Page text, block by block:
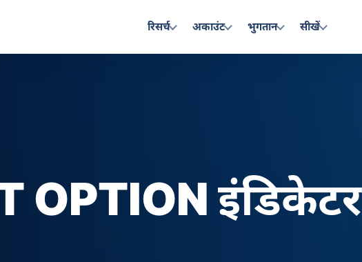
रिसर्च अकाउंट भुगतान सीखें
OPTION इंडिकेटर